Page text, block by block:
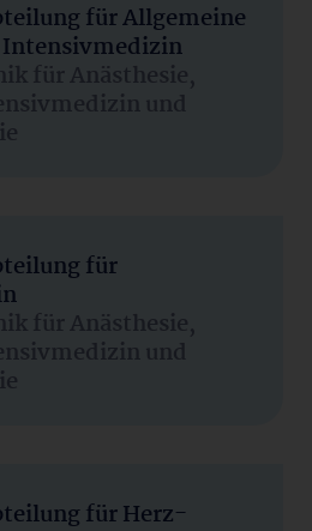
für Allgemeine
Intensivmedizin
für Anästhesie,
und
für
für Anästhesie,
und
für Herz-